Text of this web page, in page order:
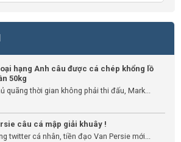
hạng Anh câu được cá chép khổng lồ
50kg
quãng thời gian không phải thi đấu, Mark...
câu cá mập giải khuây !
twitter cá nhân, tiền đạo Van Persie mới...